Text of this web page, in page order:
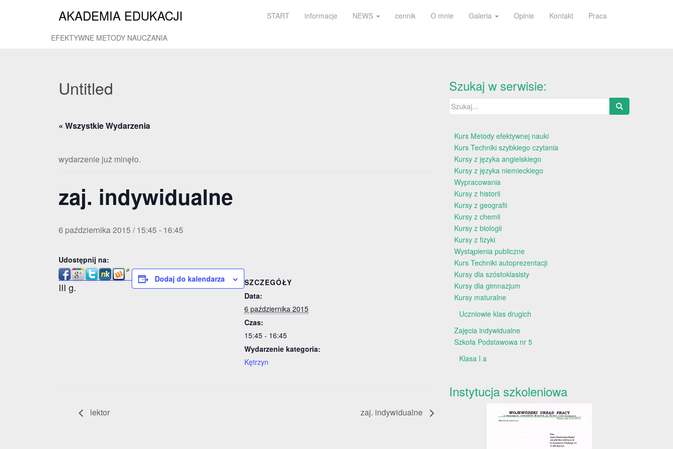
AKADEMIA EDUKACJI
EFEKTYWNE METODY NAUCZANIA
START informacje NEWS cennik O mnie Galeria Opinie Kontakt Praca
Untitled
« Wszystkie Wydarzenia
wydarzenie już minęło.
zaj. indywidualne
6 października 2015 / 15:45 - 16:45
Udostępnij na:
III g.
Dodaj do kalendarza
SZCZEGÓŁY
Data:
6 października 2015
Czas:
15:45 - 16:45
Wydarzenie kategoria:
Kętrzyn
lektor zaj. indywidualne
Szukaj w serwisie:
Szukaj:
Kurs Metody efektywnej nauki
Kurs Techniki szybkiego czytania
Kursy z języka angielskiego
Kursy z języka niemieckiego
Wypracowania
Kursy z historii
Kursy z geografii
Kursy z chemii
Kursy z biologii
Kursy z fizyki
Wystąpienia publiczne
Kurs Techniki autoprezentacji
Kursy dla szóstoklasisty
Kursy dla gimnazjum
Kursy maturalne
Uczniowie klas drugich
Zajęcia indywidualne
Szkoła Podstawowa nr 5
Klasa I a
Instytucja szkoleniowa